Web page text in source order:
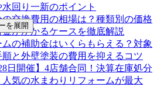
を展開
回り一新のポイント
交換費用の相場は？種類別の価格
がかかるケースを徹底解説
の補助金はいくらもらえる？対象
と外壁塗装の費用を抑えるコツ
日開催】4店舗合同！決算在庫処分
気の水まわりリフォームが最大